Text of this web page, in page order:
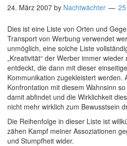
24. März 2007 by Nachtwächter
Dies ist eine Liste von Orten und
Transport von Werbung verwendet
unmöglich, eine solche Liste
„Kreativität“ der Werber immer wieder
entdeckt, die dann mit dieser
Kommunikation zugekleistert werden.
Konfrontation mit diesem Wahnsinn
damit abfindet und die Wirklichkeit
nicht mehr wirklich zum Bewusstsein
Die Reihenfolge in dieser Liste ist
zähen Kampf meiner Assoziationen
und Stumpfheit wider.